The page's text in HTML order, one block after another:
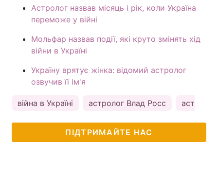
Астролог назвав місяць і рік, коли Україна
переможе у війні
Мольфар назвав події, які круто змінять хід
війни в Україні
Україну врятує жінка: відомий астролог
озвучив її ім'я
війна в Україні астролог Влад Росс
ПІДТРИМАЙТЕ НАС